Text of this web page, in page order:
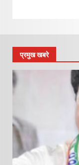
प्रमुख खबरे